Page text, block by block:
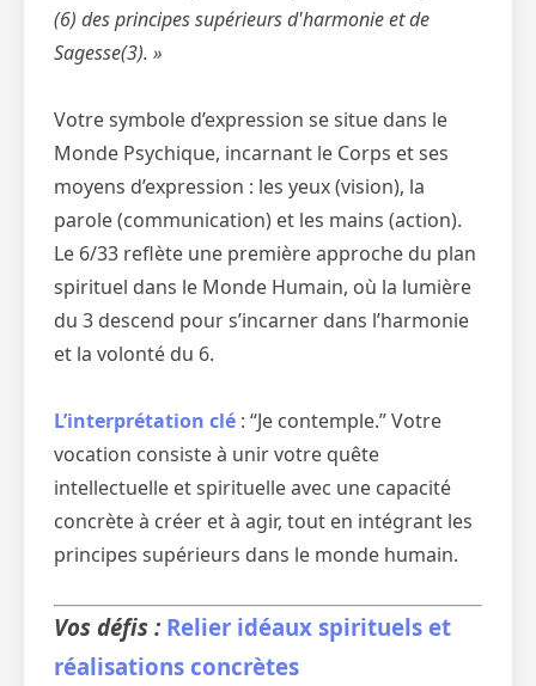
(6) des principes supérieurs d'harmonie et de
Sagesse(3). »
Votre symbole d’expression se situe dans le
Monde Psychique, incarnant le Corps et ses
moyens d’expression : les yeux (vision), la
parole (communication) et les mains (action).
Le 6/33 reflète une première approche du plan
spirituel dans le Monde Humain, où la lumière
du 3 descend pour s’incarner dans l’harmonie
et la volonté du 6.
L’interprétation clé : “Je contemple.” Votre
vocation consiste à unir votre quête
intellectuelle et spirituelle avec une capacité
concrète à créer et à agir, tout en intégrant les
principes supérieurs dans le monde humain.
Vos défis : Relier idéaux spirituels et
réalisations concrètes